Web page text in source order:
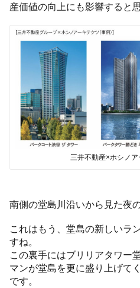
産価値の向上にも影響すると
三井不動産×ホシノ
南側の堂島川沿いから見た夜
これはもう、堂島の新しいラ
すね。
この裏手にはブリリアタワー
マンが堂島を更に盛り上げて
です。